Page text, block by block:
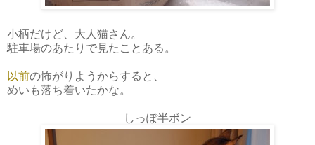
小柄だけど、大人猫さん。
駐車場のあたりで見たことある。
以前の怖がりようからすると、
めいも落ち着いたかな。
しっぽ半ボン